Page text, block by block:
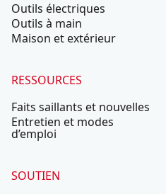
Outils électriques
Outils à main
Maison et extérieur
RESSOURCES
Faits saillants et nouvelles
Entretien et modes
d’emploi
SOUTIEN